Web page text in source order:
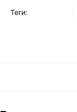
Теги: